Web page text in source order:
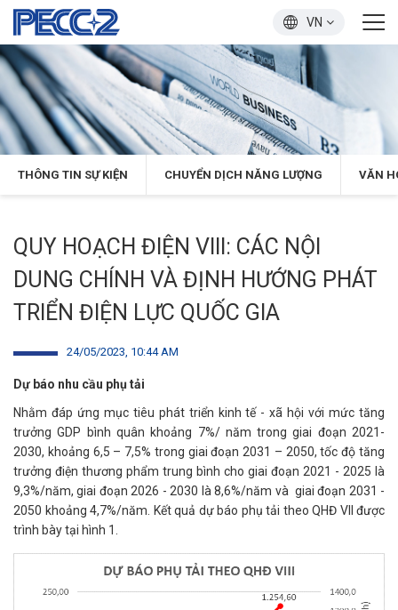
VN
THÔNG TIN SỰ KIỆN CHUYỂN DỊCH NĂNG LƯỢNG VĂN
QUY HOẠCH ĐIỆN VIII: CÁC NỘI
DUNG CHÍNH VÀ ĐỊNH HƯỚNG PHÁT
TRIỂN ĐIỆN LỰC QUỐC GIA
24/05/2023, 10:44 AM
Dự báo nhu cầu phụ tải
Nhằm đáp ứng mục tiêu phát triển kinh tế - xã hội với mức tăng
trưởng GDP bình quân khoảng 7%/ năm trong giai đoạn 2021-
2030, khoảng 6,5 – 7,5% trong giai đoạn 2031 – 2050, tốc độ tăng
trưởng điện thương phẩm trung bình cho giai đoạn 2021 - 2025 là
9,3%/năm, giai đoạn 2026 - 2030 là 8,6%/năm và giai đoạn 2031 -
2050 khoảng 4,7%/năm. Kết quả dự báo phụ tải theo QHĐ VII được
trình bày tại hình 1.